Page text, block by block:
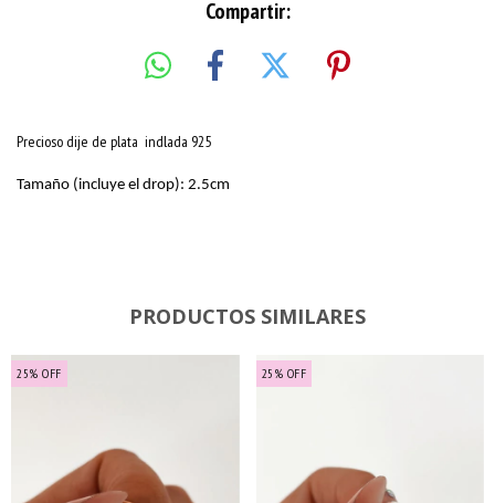
Compartir:
Precioso dije de plata indlada 925
Tamaño (incluye el drop): 2.5cm
PRODUCTOS SIMILARES
25% OFF 25 % OFF